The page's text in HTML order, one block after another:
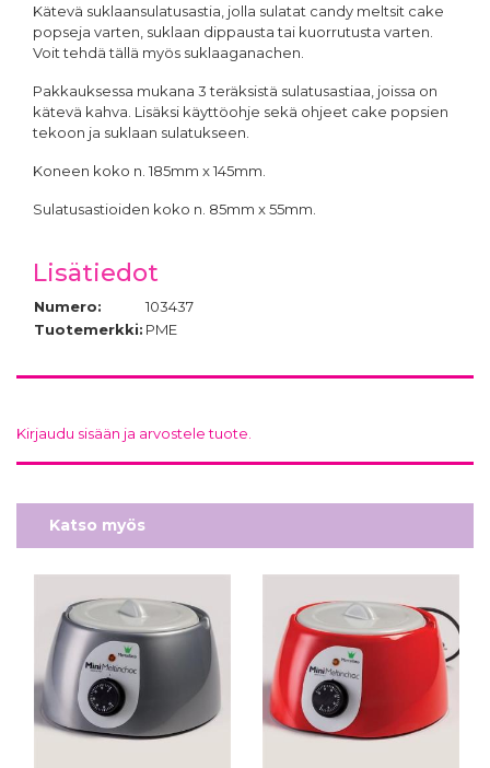
Kätevä suklaansulatusastia, jolla sulatat candy meltsit cake
popseja varten, suklaan dippausta tai kuorrutusta varten.
Voit tehdä tällä myös suklaaganachen.
Pakkauksessa mukana 3 teräksistä sulatusastiaa, joissa on
kätevä kahva. Lisäksi käyttöohje sekä ohjeet cake popsien
tekoon ja suklaan sulatukseen.
Koneen koko n. 185mm x 145mm.
Sulatusastioiden koko n. 85mm x 55mm.
Lisätiedot
Numero:
103437
Tuotemerkki: PME
Kirjaudu sisään ja arvostele tuote.
Katso myös